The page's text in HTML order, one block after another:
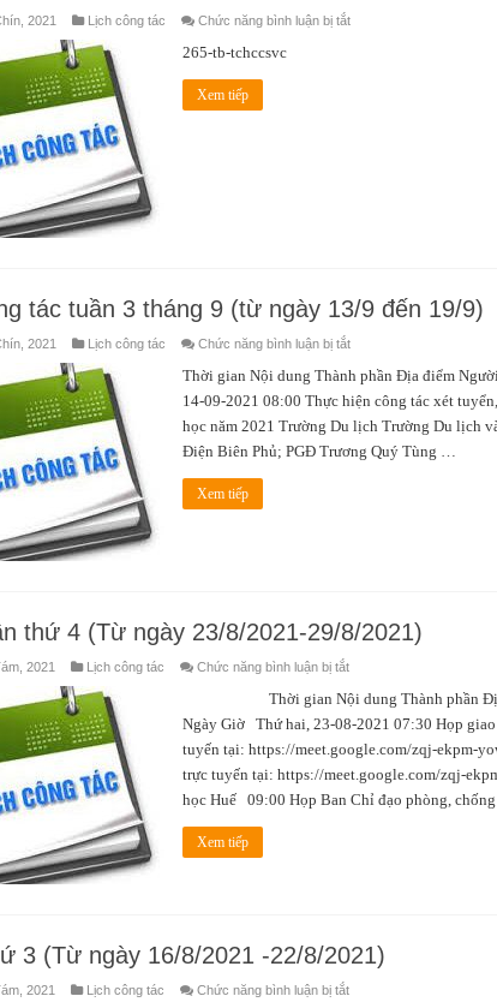
2021 Lịch công tác Chức năng bình luận bị tắtở
265-tb-tchccsvc
Xem tiếp
tác tuần 3 tháng 9 (từ ngày 13/9 đến 19/9)
2021 Lịch công tác Chức năng bình luận bị tắtở
công
tác
tuần
tháng
(từ
Thời gian Nội dung Thành phần Địa điểm
14-09-2021 08:00 Thực hiện công tác xét
học năm 2021 Trường Du lịch Trường Du lịch
Điện Biên Phủ; PGĐ Trương Quý Tùng …
Xem tiếp
thứ 4 (Từ ngày 23/8/2021-29/8/2021)
2021 Lịch công tác Chức năng bình luận bị tắtở
tuần
thứ
4
ngày
23/8/2021-
29/8/2021)
Thời gian Nội dung Thành phần Địa
Ngày Giờ Thứ hai, 23-08-2021 07:30 Họp giao
tuyến tại: https://meet.google.com/zqj-ekpm-
trực tuyến tại: https://meet.google.com/zqj-
học Huế 09:00 Họp Ban Chỉ đạo phòng, chống
Xem tiếp
3 (Từ ngày 16/8/2021 -22/8/2021)
2021 Lịch công tác Chức năng bình luận bị tắtở